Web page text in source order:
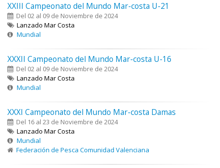
XXIII Campeonato del Mundo Mar-costa U-21
Del 02 al 09 de Noviembre de 2024
Lanzado Mar Costa
Mundial
XXXII Campeonato del Mundo Mar-costa U-16
Del 02 al 09 de Noviembre de 2024
Lanzado Mar Costa
Mundial
XXXI Campeonato del Mundo Mar-costa Damas
Del 16 al 23 de Noviembre de 2024
Lanzado Mar Costa
Mundial
Federación de Pesca Comunidad Valenciana